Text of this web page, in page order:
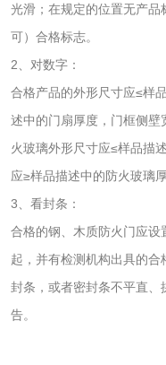
光滑；在规定的位置无产品
可）合格标志。
2、对数字：
合格产品的外形尺寸应≤样
述中的门扇厚度，门框侧
火玻璃外形尺寸应≤样品描
应≥样品描述中的防火玻璃厚
3、看封条：
合格的钢、木质防火门应
起，并有检测机构出具的
封条，或者密封条不平直、
告。
水
工业